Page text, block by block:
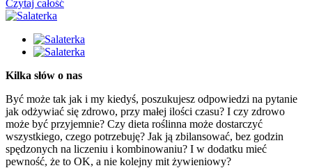
Czytaj całość
Kilka słów o nas
Być może tak jak i my kiedyś, poszukujesz odpowiedzi na pytanie
jak odżywiać się zdrowo, przy małej ilości czasu? I czy zdrowo
może być przyjemnie? Czy dieta roślinna może dostarczyć
wszystkiego, czego potrzebuję? Jak ją zbilansować, bez godzin
spędzonych na liczeniu i kombinowaniu? I w dodatku mieć
pewność, że to OK, a nie kolejny mit żywieniowy?